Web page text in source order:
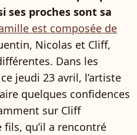
ses proches sont sa
est composée de
Nicolas et Cliff,
Dans les
ce jeudi 23 avril, l’artiste
quelques confidences
sur Cliff
qu’il a rencontré